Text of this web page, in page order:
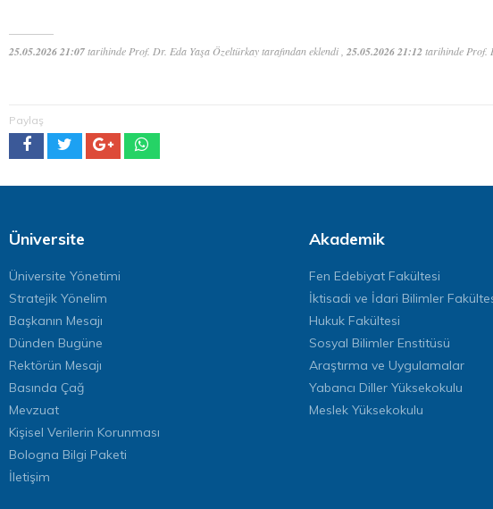
25.05.2026 21:07tarihinde Prof. Dr. Eda Yaşa Özeltürkay tarafından eklendi , 25.05.2026 21:12tarihinde Prof.
Paylaş
Üniversite
Üniversite Yönetimi
Stratejik Yönelim
Başkanın Mesajı
Dünden Bugüne
Rektörün Mesajı
Basında Çağ
Mevzuat
Kişisel Verilerin Korunması
Bologna Bilgi Paketi
İletişim
Akademik
Fen Edebiyat Fakültesi
İktisadi ve İdari Bilimler
Hukuk Fakültesi
Sosyal Bilimler Enstitüsü
Araştırma ve Uygulamalar
Yabancı Diller Yüksekokulu
Meslek Yüksekokulu